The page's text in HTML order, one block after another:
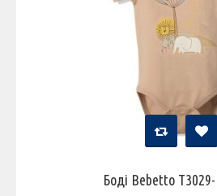
Боді Bebetto